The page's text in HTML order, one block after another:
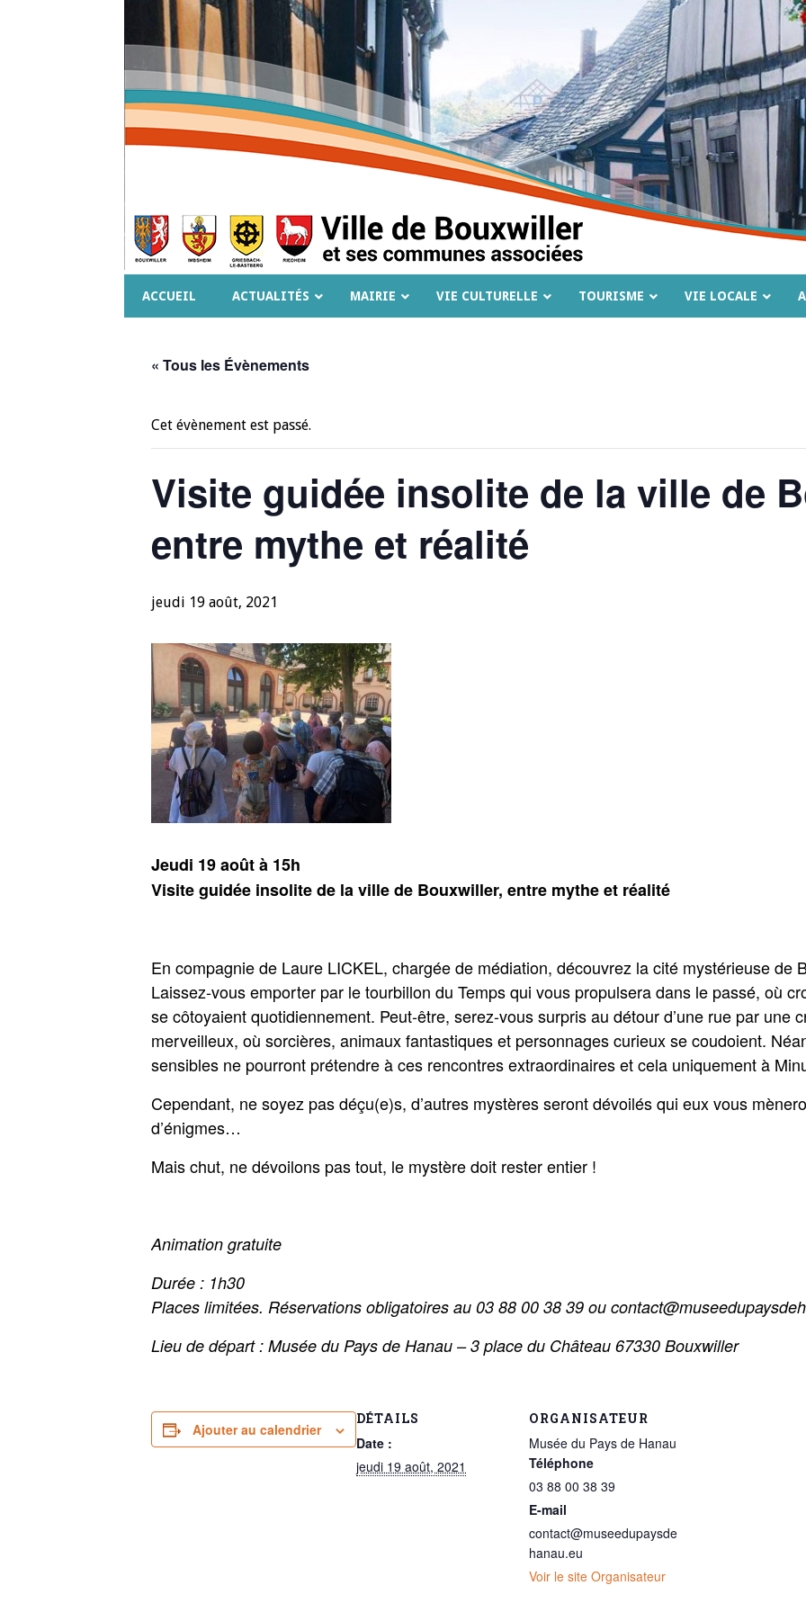
ACCUEIL ACTUALITÉS MAIRIE VIE CULTURELLE TOURISME VIE LOCALE
« Tous les Évènements
Cet évènement est passé.
Visite guidée insolite de la ville de
entre mythe et réalité
jeudi 19 août, 2021
Jeudi 19 août à 15h
Visite guidée insolite de la ville de Bouxwiller, entre mythe et réalité
En compagnie de Laure LICKEL, chargée de médiation, découvrez la cité mystérieuse de
Laissez-vous emporter par le tourbillon du Temps qui vous propulsera dans le passé, où
se côtoyaient quotidiennement. Peut-être, serez-vous surpris au détour d’une rue par une
merveilleux, où sorcières, animaux fantastiques et personnages curieux se coudoient.
sensibles ne pourront prétendre à ces rencontres extraordinaires et cela uniquement à
Cependant, ne soyez pas déçu(e)s, d’autres mystères seront dévoilés qui eux vous
d’énigmes…
Mais chut, ne dévoilons pas tout, le mystère doit rester entier !
Animation gratuite
Durée : 1h30
Places limitées. Réservations obligatoires au 03 88 00 38 39 ou
Lieu de départ : Musée du Pays de Hanau – 3 place du Château 67330 Bouxwiller
Ajouter au calendrier
DÉTAILS
Date :
jeudi 19 août, 2021
ORGANISATEUR
Musée du Pays de Hanau
Téléphone
03 88 00 38 39
E-mail
contact@museedupaysde
hanau.eu
Voir le site Organisateur